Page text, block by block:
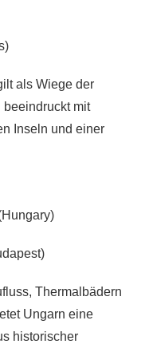
als Wiege der
mit
Inseln und einer
Thermalbädern
Ungarn eine
historischer